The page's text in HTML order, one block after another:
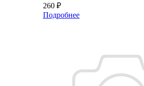
260 ₽
Подробнее